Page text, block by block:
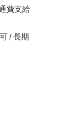
費支給
/ 長期